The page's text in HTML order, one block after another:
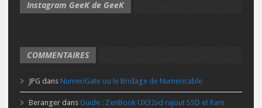
Instagram GeeK de GeeK
COMMENTAIRES
JPG dans NumeriGate ou le Bridage de Numericable
Beranger dans Guide : ZenBook UX32vd rajout SSD et Ram